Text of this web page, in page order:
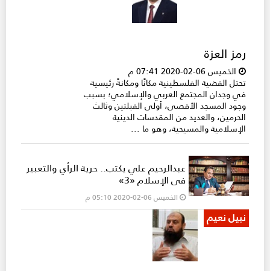
رمز العزة
الخميس 06-02-2020 07:41 م
تحتل القضية الفلسطينية مكانًا ومكانةً رئيسية
في وجدان المجتمع العربي والإسلامي؛ بسبب
وجود المسجد الأقصى، أولى القبلتين وثالث
الحرمين، والعديد من المقدسات الدينية
الإسلامية والمسيحية، وهو ما ...
عبدالرحيم علي يكتب.. حرية الرأي والتعبير
في الإسلام «3»
الخميس 06-02-2020 05:10 م
نبيل نعيم